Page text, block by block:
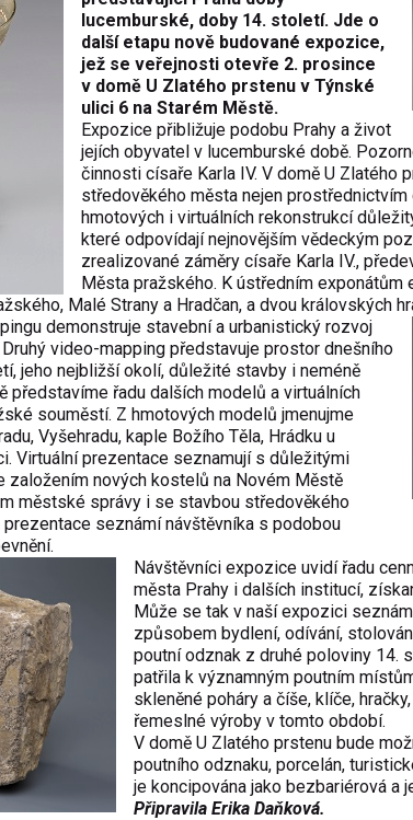
lucemburské, doby 14. století. Jde o
další etapu nově budované expozice,
jež se veřejnosti otevře 2. prosince
v domě U Zlatého prstenu v Týnské
ulici 6 na Starém Městě.
Expozice přibližuje podobu Prahy a život
jejích obyvatel v lucemburské době.
činnosti císaře Karla IV. V domě U Zlatého
středověkého města nejen
hmotových i virtuálních rekonstrukcí
které odpovídají nejnovějším vědeckým
zrealizované záměry císaře Karla IV.,
Města pražského. K ústředním
Malé Strany a Hradčan, a dvou královských
demonstruje stavební a urbanistický rozvoj
video-mapping představuje prostor dnešního
jeho nejbližší okolí, důležité stavby i neméně
představíme řadu dalších modelů a virtuálních
souměstí. Z hmotových modelů jmenujme
Vyšehradu, kaple Božího Těla, Hrádku u
Virtuální prezentace seznamují s důležitými
založením nových kostelů na Novém Městě
městské správy i se stavbou středověkého
seznámí návštěvníka s podobou
Návštěvníci expozice uvidí řadu
města Prahy i dalších institucí,
Může se tak v naší expozici
způsobem bydlení, odívání,
poutní odznak z druhé poloviny 14.
patřila k významným poutním
skleněné poháry a číše, klíče,
řemeslné výroby v tomto období.
V domě U Zlatého prstenu bude
poutního odznaku, porcelán,
je koncipována jako bezbariérová a
Připravila Erika Daňková.